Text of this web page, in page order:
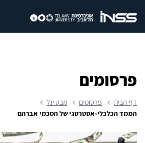
פרסומים
דף הבית פרסומים
מבט על
הממד הכלכלי-אסטרטגי של הסכמי אברהם